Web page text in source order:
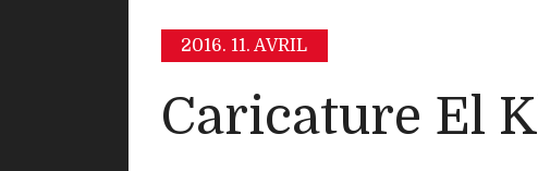
2016. 11. AVRIL
Caricature El